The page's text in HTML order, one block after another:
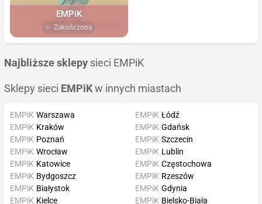
EMPiK
Zakończona
Najbliższe sklepy sieci EMPiK
Sklepy sieci EMPiK w innych miastach
EMPiK Warszawa
EMPiK Kraków
EMPiK Poznań
EMPiK Wrocław
EMPiK Łódź
EMPiK Gdańsk
EMPiK Szczecin
EMPiK Lublin
EMPiK Katowice
EMPiK Bydgoszcz
EMPiK Białystok
EMPiK Kielce
EMPiK Częstochowa
EMPiK Rzeszów
EMPiK Gdynia
EMPiK Bielsko-Biała